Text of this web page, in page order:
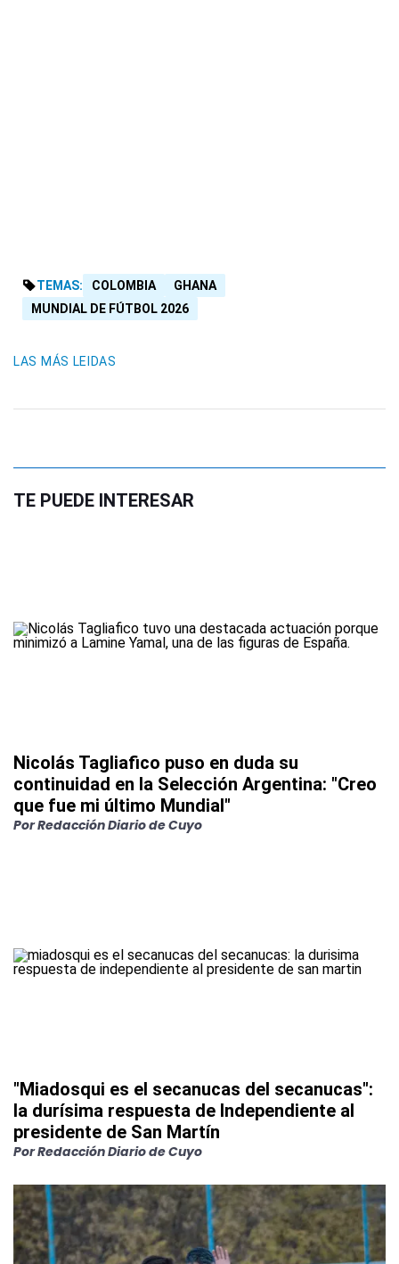
TEMAS: COLOMBIA
GHANA
MUNDIAL DE FÚTBOL 2026
LAS MÁS LEIDAS
TE PUEDE INTERESAR
Nicolás Tagliafico puso en duda su
continuidad en la Selección Argentina: "Creo
que fue mi último Mundial"
PorRedacción Diario de Cuyo
"Miadosqui es el secanucas del secanucas":
la durísima respuesta de Independiente al
presidente de San Martín
PorRedacción Diario de Cuyo